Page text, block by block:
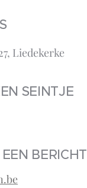
Liedekerke
SEINTJE
BERICHT